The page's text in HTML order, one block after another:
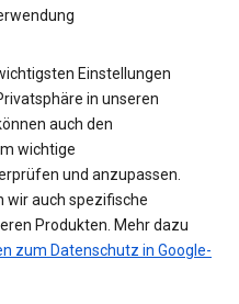
Einstellungen
in unseren
auch den
wichtige
und anzupassen.
wir auch spezifische
Produkten. Mehr dazu
zum Datenschutz in Google-